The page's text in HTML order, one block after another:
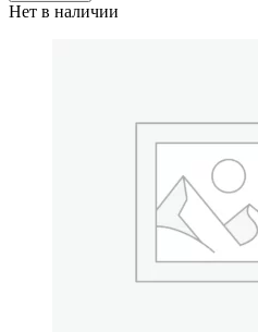
Нет в наличии